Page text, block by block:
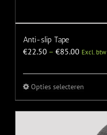
Anti-slip Tape
€22.50 – €85.00 Excl. btw
Opties selecteren